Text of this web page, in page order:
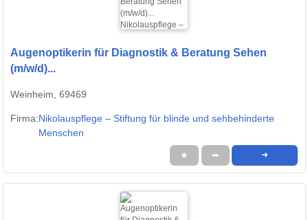
Augenoptikerin für Diagnostik & Beratung Sehen
(m/w/d)...
Weinheim, 69469
Firma:Nikolauspflege – Stiftung für blinde und sehbehinderte
Menschen
★ ➦ ➜